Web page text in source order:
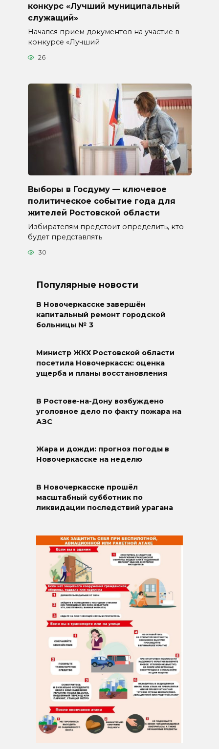
конкурс «Лучший муниципальный
служащий»
Начался прием документов на участие в
конкурсе «Лучший
26
Выборы в Госдуму — ключевое
политическое событие года для
жителей Ростовской области
Избирателям предстоит определить, кто
будет представлять
30
Популярные новости
В Новочеркасске завершён
капитальный ремонт городской
больницы № 3
Министр ЖКХ Ростовской области
посетила Новочеркасск: оценка
ущерба и планы восстановления
В Ростове-на-Дону возбуждено
уголовное дело по факту пожара на
АЗС
Жара и дожди: прогноз погоды в
Новочеркасске на неделю
В Новочеркасске прошёл
масштабный субботник по
ликвидации последствий урагана